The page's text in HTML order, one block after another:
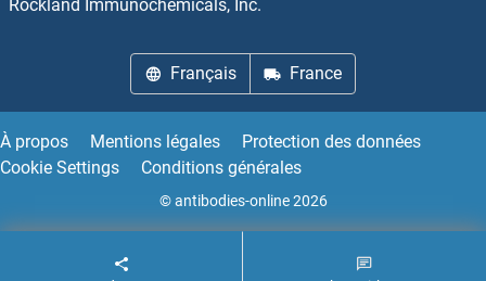
RBM12 Anticorps
RBM14 Anticorps
Rockland Immunochemicals, Inc.
Français France
À propos Mentions légales
Protection des données
Cookie Settings
Conditions générales
© antibodies-online 2026